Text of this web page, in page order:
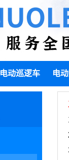
电动巡逻车 电